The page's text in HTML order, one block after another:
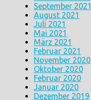
September 2021
August 2021
Juli 2021
Mai 2021
März 2021
Februar 2021
November 2020
Oktober 2020
Februar 2020
Januar 2020
Dezember 2019